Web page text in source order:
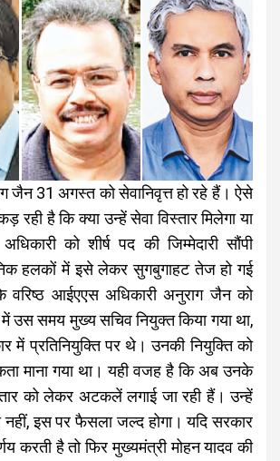
जैन 31 अगस्त को सेवानिवृत्त हो रहे हैं। ऐसे
रही है कि क्या उन्हें सेवा विस्तार मिलेगा या
को शीर्ष पद की जिम्मेदारी सौंपी
हलकों में इसे लेकर सुगबुगाहट तेज हो गई
आईएएस अधिकारी अनुराग जैन को
में उस समय मुख्य सचिव नियुक्त किया गया था,
में प्रतिनियुक्ति पर थे। उनकी नियुक्ति को
माना गया था। यही वजह है कि अब उनके
को लेकर अटकलें लगाई जा रही हैं। उन्हें
नहीं, इस पर फैसला जल्द होगा। यदि सरकार
करती है तो फिर मुख्यमंत्री मोहन यादव की